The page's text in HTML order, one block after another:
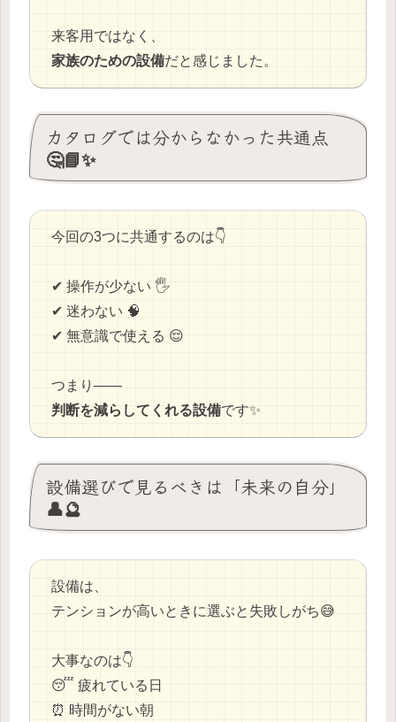
来客用ではなく、
家族のための設備だと感じました。
カタログでは分からなかった共通点
🤔📘✨
今回の3つに共通するのは👇
✔ 操作が少ない 🖐️
✔ 迷わない 🧠
✔ 無意識で使える 😌
つまり——
判断を減らしてくれる設備です✨
設備選びで見るべきは「未来の自分」
👤🔮
設備は、
テンションが高いときに選ぶと失敗しがち😅
大事なのは👇
😴 疲れている日
⏰ 時間がない朝